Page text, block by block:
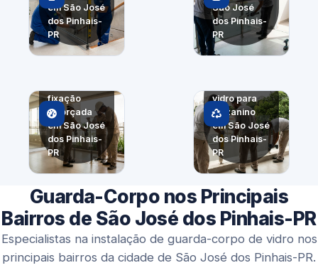
em São José
dos Pinhais-
PR
São José
dos Pinhais-
PR
Estrutura de
fixação
reforçada
em São José
dos Pinhais-
PR
vidro para
mezanino
em São José
dos Pinhais-
PR
Guarda-Corpo nos Principais
Bairros de São José dos Pinhais-PR
Especialistas na instalação de guarda-corpo de vidro nos
principais bairros da cidade de São José dos Pinhais-PR.